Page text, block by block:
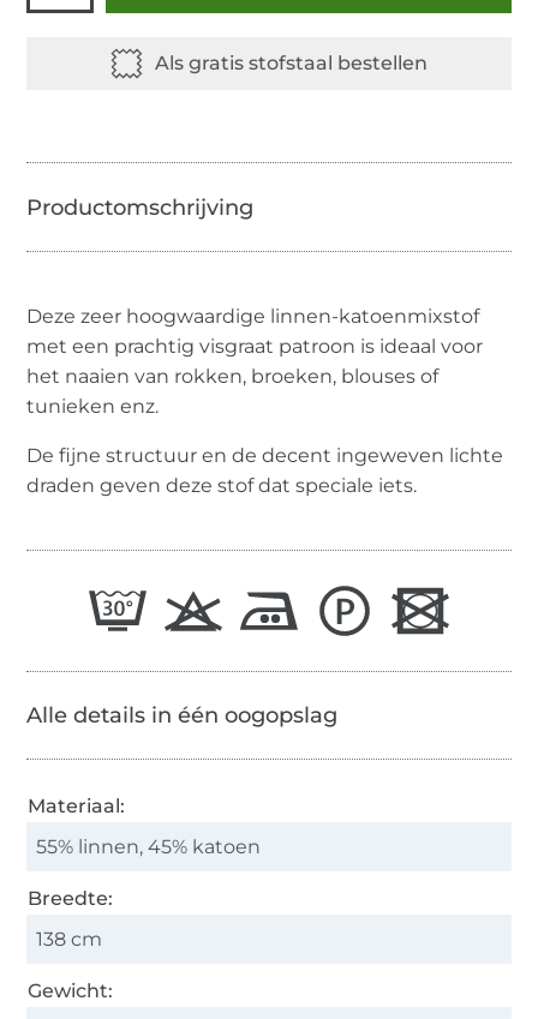
Deze zeer hoogwaardige linnen-katoenmixstof
met een prachtig visgraat patroon is ideaal voor
het naaien van rokken, broeken, blouses of
tunieken enz.
De fijne structuur en de decent ingeweven lichte
draden geven deze stof dat speciale iets.
Alle details in één oogopslag
Materiaal:
55% linnen, 45% katoen
Breedte:
138 cm
Gewicht: